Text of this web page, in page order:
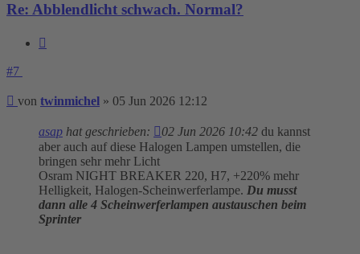
Re: Abblendlicht schwach. Normal?
#7
Beitrag
von twinmichel » 05 Jun 2026 12:12
asap hat geschrieben: 02 Jun 2026 10:42 du kannst
aber auch auf diese Halogen Lampen umstellen, die
bringen sehr mehr Licht
Osram NIGHT BREAKER 220, H7, +220% mehr
Helligkeit, Halogen-Scheinwerferlampe. Du musst
dann alle 4 Scheinwerferlampen austauschen beim
Sprinter